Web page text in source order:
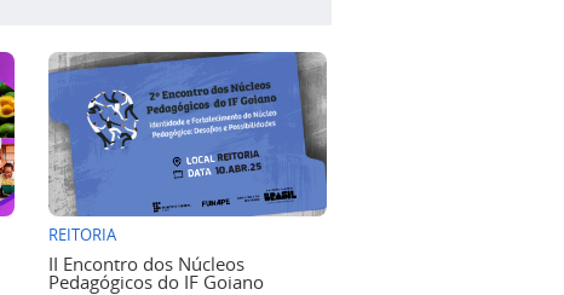
REITORIA
II Encontro dos Núcleos
Pedagógicos do IF Goiano